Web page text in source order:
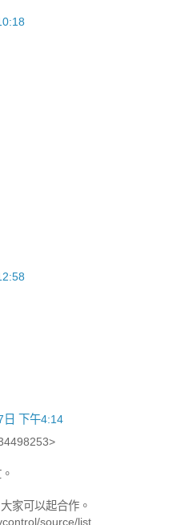
日 下午4:14
家可以起合作。
source/list